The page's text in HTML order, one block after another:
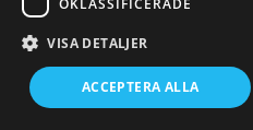
VISA DETALJER
ACCEPTERA ALLA